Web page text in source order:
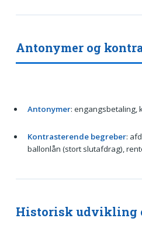
Antonymer og
Antonymer: engangsbetaling,
Kontrasterende begreber:
ballonlån (stort slutafdrag),
Historisk udvikling